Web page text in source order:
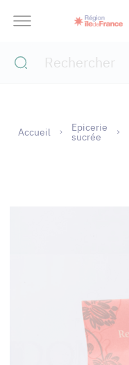
Accueil Epicerie
sucrée